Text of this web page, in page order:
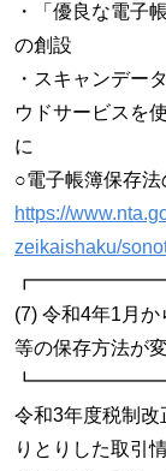
・「優良な電子
の創設
・スキャンデー
ウドサービスを
に
○電子帳簿保存
https://
zeikaishaku/
(7) 令和4年1月
等の保存方法が
令和3年度税制
りとりした取引